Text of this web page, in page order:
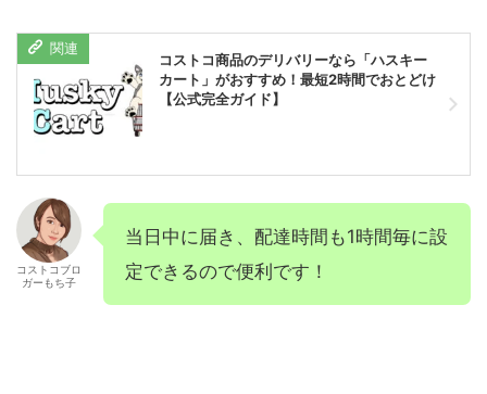
コストコ商品のデリバリーなら「ハスキー
カート」がおすすめ！最短2時間でおとどけ
【公式完全ガイド】
コストコブロ
ガーもち子
当日中に届き、配達時間も1時間毎に設
定できるので便利です！